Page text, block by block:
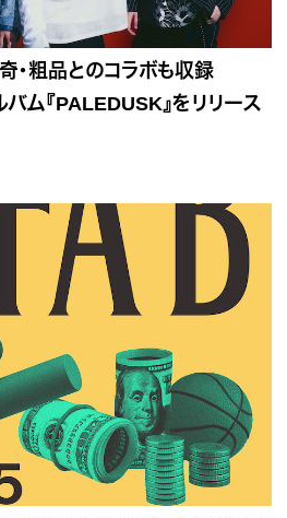
奇・粗品とのコラボも収録
ム『PALEDUSK』をリリース